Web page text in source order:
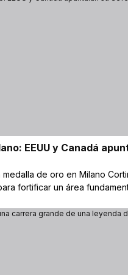
EEUU y Canadá
de oro en Milano
fortificar un área